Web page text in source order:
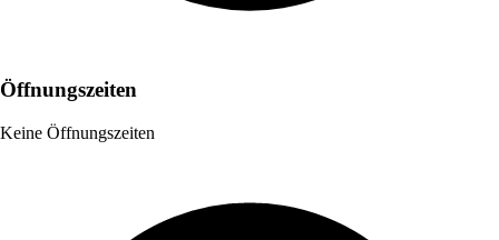
Öffnungszeiten
Keine Öffnungszeiten